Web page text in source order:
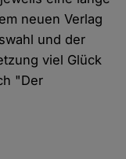
neuen Verlag
und der
viel Glück
"Der